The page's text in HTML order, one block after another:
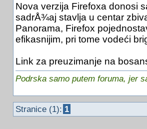
Nova verzija Firefoxa donosi
sadrÅ¾aj stavlja u centar
Panorama, Firefox
efikasnijim, pri tome vodeći
Link za preuzimanje na
Podrska samo putem foruma, jer
Stranice (1): 1